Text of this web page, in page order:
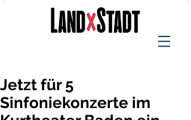
Jetzt für 5
Sinfoniekonzerte im